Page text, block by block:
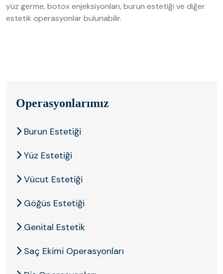
Açıklama bulunamadı.
yüz germe, botox enjeksiyonları, burun estetiği ve diğer
estetik operasyonlar bulunabilir.
Operasyonlarımız
Burun Estetiği
Yüz Estetiği
Vücut Estetiği
Göğüs Estetiği
Genital Estetik
Saç Ekimi Operasyonları